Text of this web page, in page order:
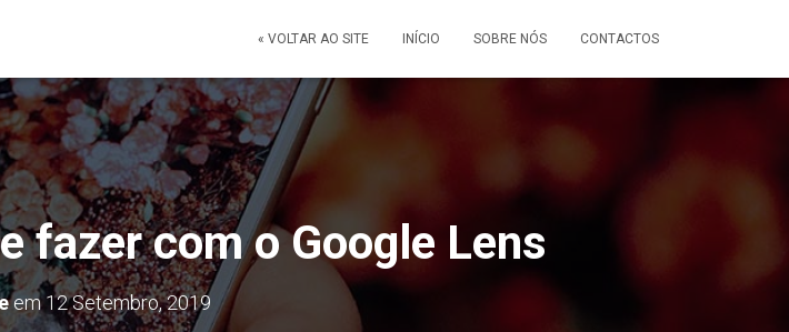
« VOLTAR AO SITE INÍCIO SOBRE NÓS CONTACTOS
fazer com o Google Lens
em12 Setembro, 2019